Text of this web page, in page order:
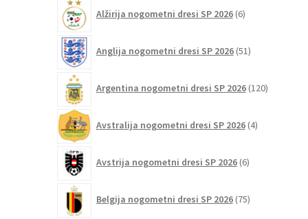
Alžirija nogometni dresi SP 2026 6izdelkov
Anglija nogometni dresi SP 2026 51izdelkov
Argentina nogometni dresi SP 2026 120izdelkov
Avstralija nogometni dresi SP 2026 4izdelki
Avstrija nogometni dresi SP 2026 6izdelkov
Belgija nogometni dresi SP 2026 75izdelkov